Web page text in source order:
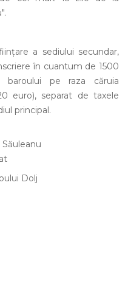
a sediului secundar,
în cuantum de 1500
pe raza căruia
euro), separat de taxele
principal.
Dolj